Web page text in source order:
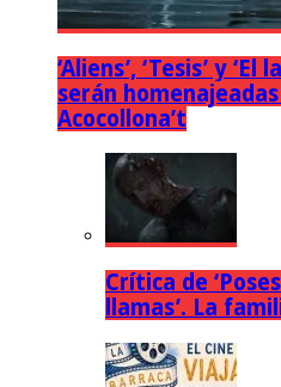
‘Aliens’, ‘Tesis’ y
serán
Acocollona’t
Crítica de
llamas’. La